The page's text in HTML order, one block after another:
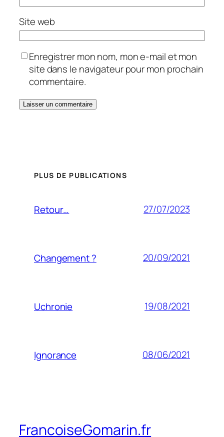
Site web
Enregistrer mon nom, mon e-mail et mon
site dans le navigateur pour mon prochain
commentaire.
PLUS DE PUBLICATIONS
Retour… 27/07/2023
Changement ? 20/09/2021
Uchronie 19/08/2021
Ignorance 08/06/2021
FrancoiseGomarin.fr